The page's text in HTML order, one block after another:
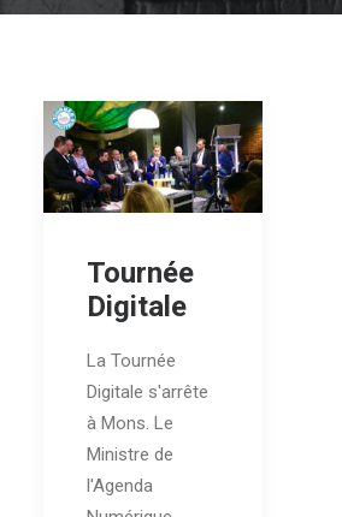
Tournée
Digitale
La Tournée
Digitale s'arrête
à Mons. Le
Ministre de
l'Agenda